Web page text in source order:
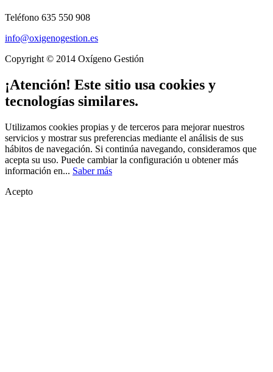
Teléfono 635 550 908
info@oxigenogestion.es
Copyright © 2014 Oxígeno Gestión
¡Atención! Este sitio usa cookies y
tecnologías similares.
Utilizamos cookies propias y de terceros para mejorar nuestros
servicios y mostrar sus preferencias mediante el análisis de sus
hábitos de navegación. Si continúa navegando, consideramos que
acepta su uso. Puede cambiar la configuración u obtener más
información en... Saber más
Acepto